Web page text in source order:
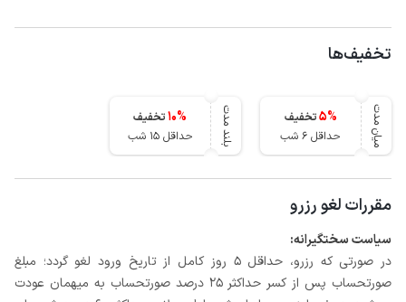
تخفیف‌ها
میان مدت 5%
تخفیف
حداقل 6 شب
بلند مدت 10%
تخفیف
حداقل 15 شب
مقررات لغو رزرو
سیاست سختگیرانه:
در صورتی که رزرو، حداقل 5 روز کامل از تاریخ ورود لغو گردد؛ مبلغ
صورتحساب پس از کسر حداکثر 25 درصد صورتحساب به میهمان عودت